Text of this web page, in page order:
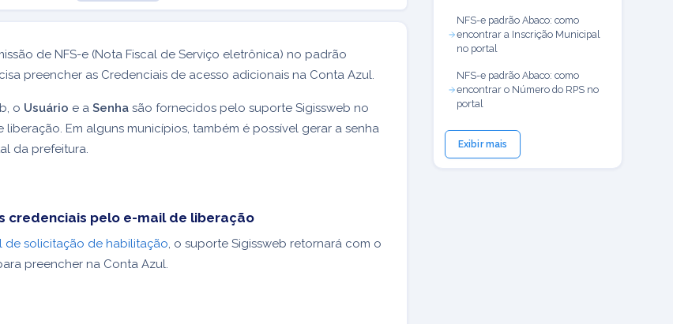
de NFS-e (Nota Fiscal de Serviço eletrônica) no padrão
preencher as Credenciais de acesso adicionais na Conta Azul.
o Usuário e a Senha são fornecidos pelo suporte Sigissweb no
Em alguns municípios, também é possível gerar a senha
da prefeitura.
credenciais pelo e-mail de liberação
de solicitação de habilitação, o suporte Sigissweb retornará com o
preencher na Conta Azul.
NFS-e padrão Abaco: como
encontrar a Inscrição Municipal
no portal
NFS-e padrão Abaco: como
encontrar o Número do RPS no
portal
Exibir mais